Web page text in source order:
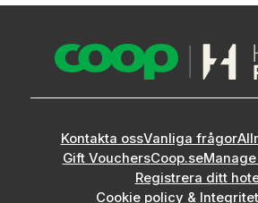
Kontakta ossVanliga frågor
Gift VouchersCoop.se
Registrera ditt
Cookie policy &